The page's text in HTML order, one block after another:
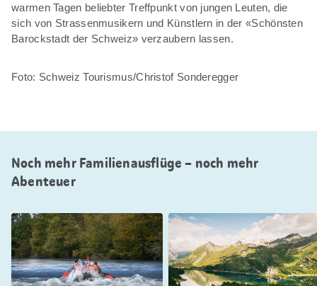
warmen Tagen beliebter Treffpunkt von jungen Leuten, die
sich von Strassenmusikern und Künstlern in der «Schönsten
Barockstadt der Schweiz» verzaubern lassen.
Foto: Schweiz Tourismus/Christof Sonderegger
Noch mehr Familienausflüge – noch mehr
Abenteuer